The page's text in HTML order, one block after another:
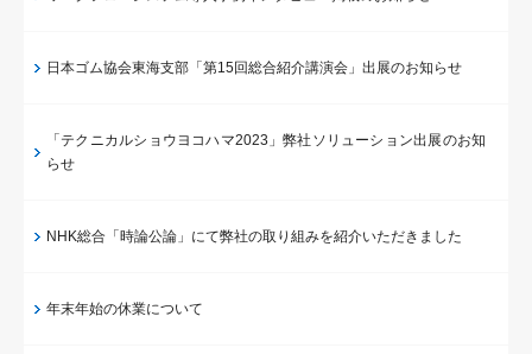
日本ゴム協会東海支部「第15回総合紹介講演会」出展のお知らせ
「テクニカルショウヨコハマ2023」弊社ソリューション出展のお知
らせ
NHK総合「時論公論」にて弊社の取り組みを紹介いただきました
年末年始の休業について